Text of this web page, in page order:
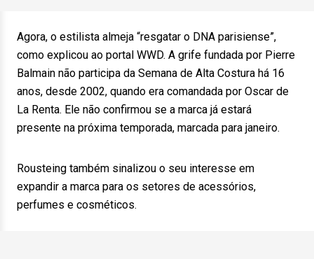
Agora, o estilista almeja “resgatar o DNA parisiense”,
como explicou ao portal WWD. A grife fundada por Pierre
Balmain não participa da Semana de Alta Costura há 16
anos, desde 2002, quando era comandada por Oscar de
La Renta. Ele não confirmou se a marca já estará
presente na próxima temporada, marcada para janeiro.
Rousteing também sinalizou o seu interesse em
expandir a marca para os setores de acessórios,
perfumes e cosméticos.